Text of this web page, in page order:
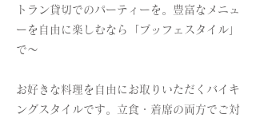
トラン貸切でのパーティーを。豊富なメニュ
ーを自由に楽しむなら「ブッフェスタイル」
で～
お好きな料理を自由にお取りいただくバイキ
ングスタイルです。立食・着席の両方でご対